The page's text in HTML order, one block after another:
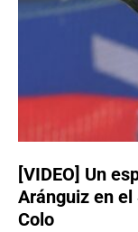
[VIDEO] Un
Aránguiz en
Colo